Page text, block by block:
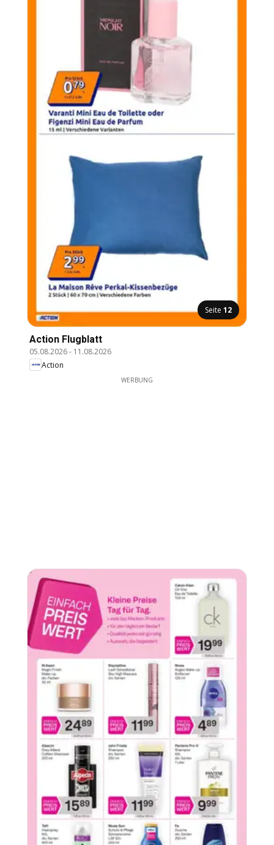
Seite 12
Action Flugblatt
05.08.2026- 11.08.2026
Action
WERBUNG